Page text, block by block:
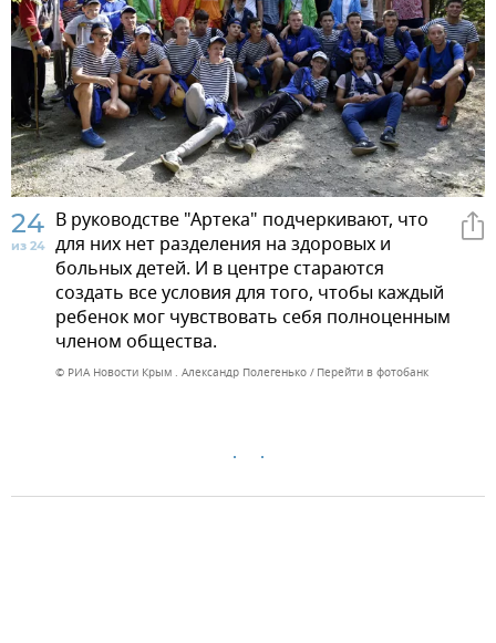
24
из 24
В руководстве "Артека" подчеркивают, что
для них нет разделения на здоровых и
больных детей. И в центре стараются
создать все условия для того, чтобы каждый
ребенок мог чувствовать себя полноценным
членом общества.
© РИА Новости Крым . Александр Полегенько Перейти в фотобанк